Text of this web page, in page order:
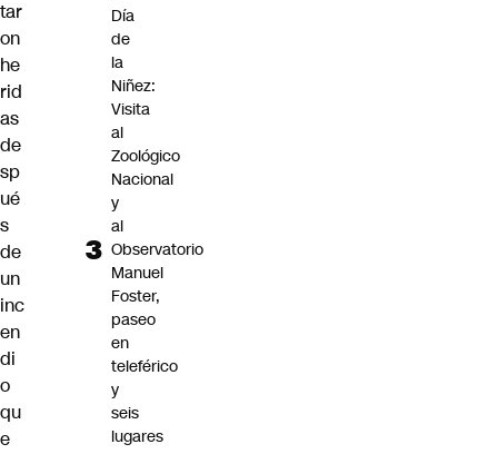
tar
on
he
rid
as
de
sp
ué
s
de
un
inc
en
di
o
qu
e
Día
de
la
Niñez:
Visita
al
Zoológico
Nacional
y
al
Observatorio
Manuel
Foster,
paseo
en
teleférico
y
seis
lugares